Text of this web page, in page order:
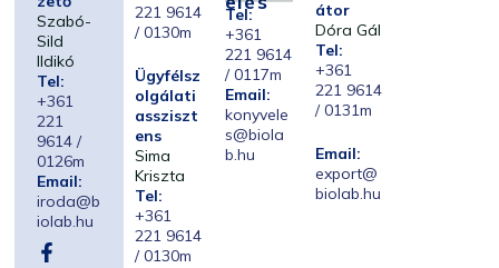
Szabó-
Sild
Ildikó
Tel:
+361
221
9614 /
0126m
Email:
iroda@b
iolab.hu
221 9614
/ 0130m
Ügyfélsz
olgálati
assziszt
ens
Sima
Kriszta
Tel:
+361
221 9614
/ 0130m
Tel:
+361
221 9614
/ 0117m
Email:
konyvele
s@biola
b.hu
átor
Dóra Gál
Tel:
+361
221 9614
/ 0131m
Email:
export@
biolab.hu